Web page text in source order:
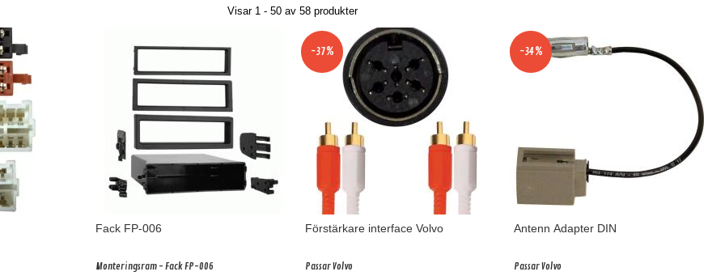
Visar 1 - 50 av 58 produkter
Fack FP-006
Monteringsram - Fack FP-006
-37%
Förstärkare interface Volvo
Passar Volvo
-34%
Antenn Adapter DIN
Passar Volvo